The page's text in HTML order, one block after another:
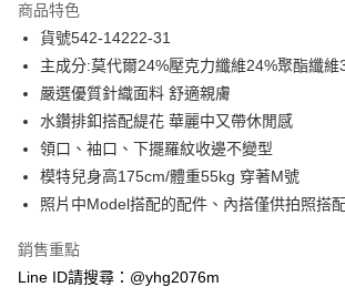
合作金庫商業銀行
華南商業銀行
上海商業儲蓄銀行
台北富邦商
國泰世華商業銀行
臺灣中小企業銀行
台中商業銀行
匯豐（台灣）商業銀行
華泰商業銀行
聯邦商業銀行
元大商業銀行
永豐商業銀行
玉山商業銀行
星展（台灣
台灣樂天信用卡公司
超商取貨付款
LINE Pay
Apple Pay
街口支付
貨到付款
商品特色
貨號542-14222-31
主成分:莫代爾24%壓克力纖維24%聚酯纖
嚴選優質針織面料 舒適親膚
水鑽排釦搭配緹花 華麗中又帶休閒感
領口、袖口、下擺羅紋收邊不變型
模特兒身高175cm/體重55kg 穿著M號
照片中Model搭配的配件、內搭僅供拍照搭
銷售重點
Line ID請搜尋：@yhg2076m